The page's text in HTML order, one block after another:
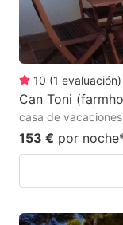
10 (1 evaluación)
Can Toni
casa de vacaciones
153 € por noche